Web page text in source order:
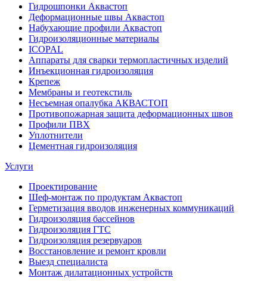
Гидрошпонки Аквастоп
Деформационные швы Аквастоп
Набухающие профили Аквастоп
Гидроизоляционные материалы
ICOPAL
Аппараты для сварки термопластичных изделий
Инъекционная гидроизоляция
Крепеж
Мембраны и геотекстиль
Несъемная опалубка АКВАСТОП
Противопожарная защита деформационных швов
Профили ПВХ
Уплотнители
Цементная гидроизоляция
Услуги
Проектирование
Шеф-монтаж по продуктам Аквастоп
Герметизация вводов инженерных коммуникаций
Гидроизоляция бассейнов
Гидроизоляция ГТС
Гидроизоляция резервуаров
Восстановление и ремонт кровли
Выезд специалиста
Монтаж дилатационных устройств